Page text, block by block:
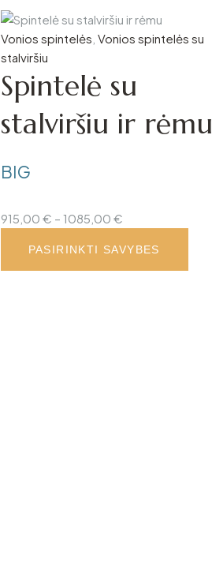
Vonios spintelės Vonios spintelės su
stalviršiu
Spintelė su
stalviršiu ir rėmu
BIG
915,00 € – 1085,00 €Price
915,00 €
through
PASIRINKTI SAVYBES